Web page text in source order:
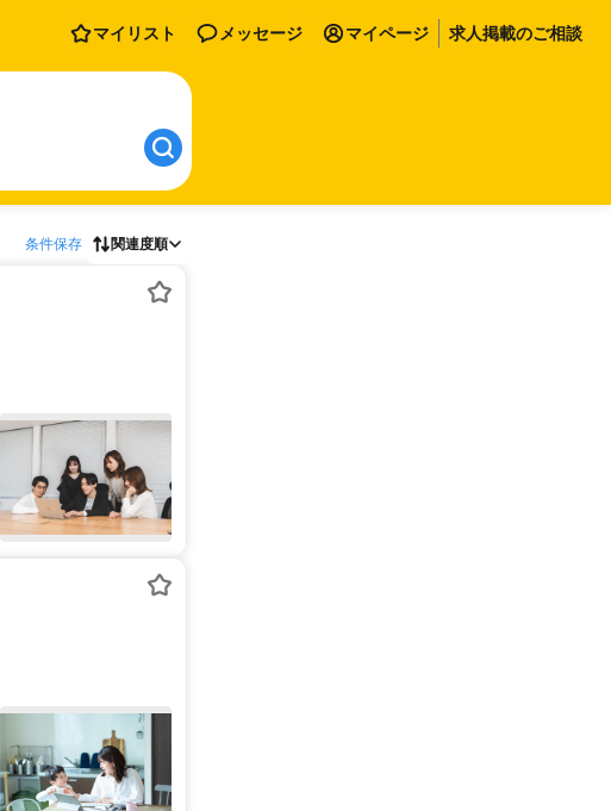
マイリスト メッセージ マイページ 求人掲載のご相談
条件保存 関連度順